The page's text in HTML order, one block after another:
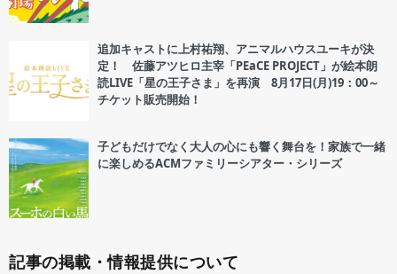
追加キャストに上村祐翔、アニマルハウスユーキが決
定！ 佐藤アツヒロ主宰「PEaCE PROJECT」が絵本朗
読LIVE「星の王子さま」を再演 8月17日(月)19：00～
チケット販売開始！
子どもだけでなく大人の心にも響く舞台を！家族で一緒
に楽しめるACMファミリーシアター・シリーズ
記事の掲載・情報提供について